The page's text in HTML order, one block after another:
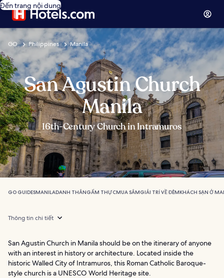
Đến trang nội dung
GO Philippines Manila
San Agustin Church
Manila
16th-Century Church in Intramuros
GO GUIDESMANILADANH THẮNGẨM THỰCMUA SẮMGIẢI TRÍ VỀ ĐÊMKHÁCH SẠN Ở
Thông tin chi tiết
San Agustin Church in Manila should be on the itinerary of anyone
with an interest in history or architecture. Located inside the
historic Walled City of Intramuros, this Roman Catholic Baroque-
style church is a UNESCO World Heritage site.